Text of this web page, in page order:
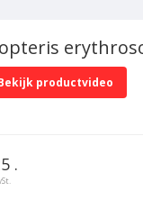
productvideo
.